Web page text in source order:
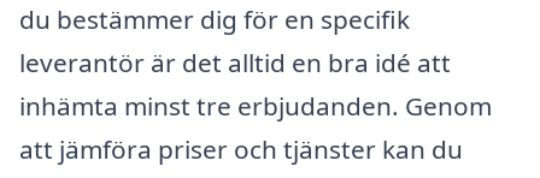
du bestämmer dig för en specifik
leverantör är det alltid en bra idé att
inhämta minst tre erbjudanden. Genom
att jämföra priser och tjänster kan du